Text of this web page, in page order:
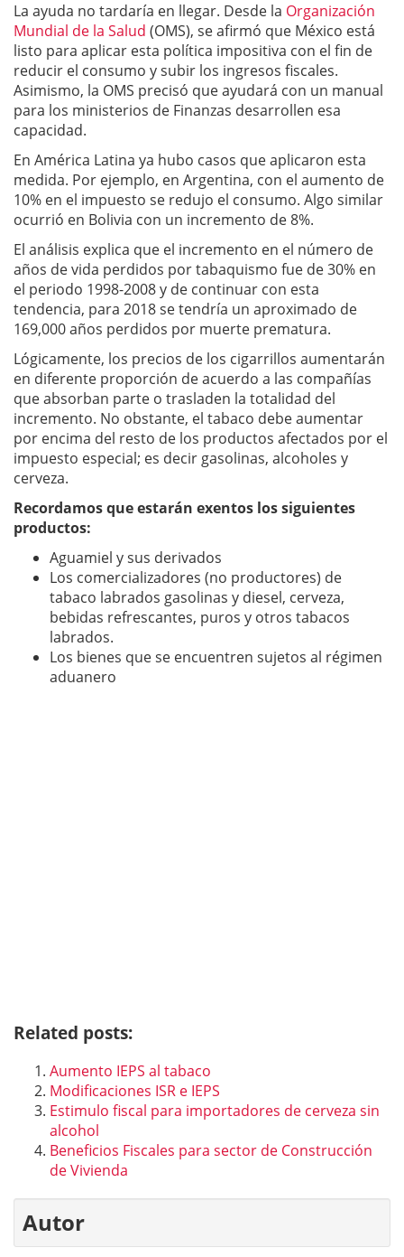
La ayuda no tardaría en llegar. Desde la Organización
Mundial de la Salud (OMS), se afirmó que México está
listo para aplicar esta política impositiva con el fin de
reducir el consumo y subir los ingresos fiscales.
Asimismo, la OMS precisó que ayudará con un manual
para los ministerios de Finanzas desarrollen esa
capacidad.
En América Latina ya hubo casos que aplicaron esta
medida. Por ejemplo, en Argentina, con el aumento de
10% en el impuesto se redujo el consumo. Algo similar
ocurrió en Bolivia con un incremento de 8%.
El análisis explica que el incremento en el número de
años de vida perdidos por tabaquismo fue de 30% en
el periodo 1998-2008 y de continuar con esta
tendencia, para 2018 se tendría un aproximado de
169,000 años perdidos por muerte prematura.
Lógicamente, los precios de los cigarrillos aumentarán
en diferente proporción de acuerdo a las compañías
que absorban parte o trasladen la totalidad del
incremento. No obstante, el tabaco debe aumentar
por encima del resto de los productos afectados por el
impuesto especial; es decir gasolinas, alcoholes y
cerveza.
Recordamos que estarán exentos los siguientes
productos:
Aguamiel y sus derivados
Los comercializadores (no productores) de
tabaco labrados gasolinas y diesel, cerveza,
bebidas refrescantes, puros y otros tabacos
labrados.
Los bienes que se encuentren sujetos al régimen
aduanero
Related posts:
Aumento IEPS al tabaco
Modificaciones ISR e IEPS
Estimulo fiscal para importadores de cerveza sin
alcohol
Beneficios Fiscales para sector de Construcción
de Vivienda
Autor